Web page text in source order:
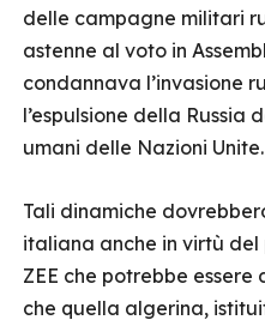
delle campagne militari
astenne al voto in
condannava l’invasione
l’espulsione della Russia
umani delle Nazioni Unite.
Tali dinamiche
italiana anche in virtù
ZEE che potrebbe
che quella algerina,